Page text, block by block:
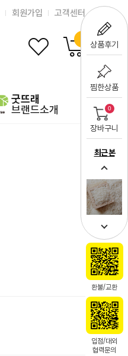
상품후기
찜한상품
0
장바구니
최근 본
환불/교환
입점/대외
협력문의
회원가입 고객센터
굿뜨래
브랜드소개